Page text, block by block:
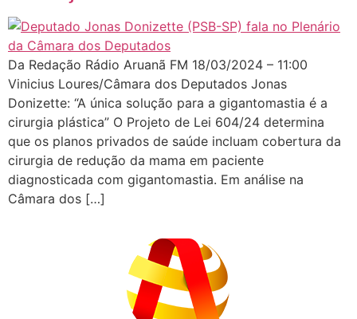
Da Redação Rádio Aruanã FM 18/03/2024 – 11:00
Vinicius Loures/Câmara dos Deputados Jonas
Donizette: “A única solução para a gigantomastia é a
cirurgia plástica” O Projeto de Lei 604/24 determina
que os planos privados de saúde incluam cobertura da
cirurgia de redução da mama em paciente
diagnosticada com gigantomastia. Em análise na
Câmara dos […]